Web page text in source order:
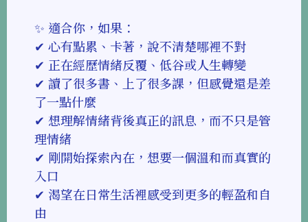
✨ 適合你，如果：
✔ 心有點累、卡著，說不清楚哪裡不對
✔ 正在經歷情緒反覆、低谷或人生轉變
✔ 讀了很多書、上了很多課，但感覺還是差
了一點什麼
✔ 想理解情緒背後真正的訊息，而不只是管
理情緒
✔ 剛開始探索內在，想要一個溫和而真實的
入口
✔ 渴望在日常生活裡感受到更多的輕盈和自
由